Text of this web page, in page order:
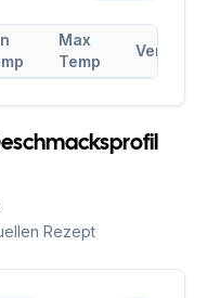
Max
Temp
Rezept